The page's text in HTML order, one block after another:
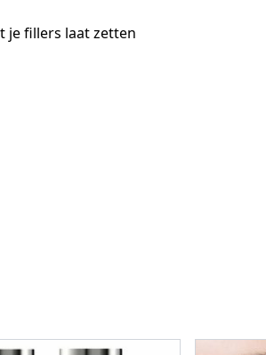
je fillers laat zetten